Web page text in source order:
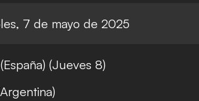
7 de mayo de 2025
(Jueves 8)